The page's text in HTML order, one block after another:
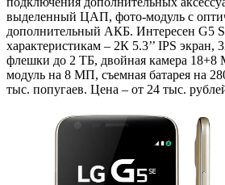
выделенный ЦАП, фото-модуль с
дополнительный АКБ. Интересен G5
характеристикам – 2К 5.3’’ IPS экран,
флешки до 2 ТБ, двойная камера
модуль на 8 МП, съемная батарея на
тыс. попугаев. Цена – от 24 тыс.